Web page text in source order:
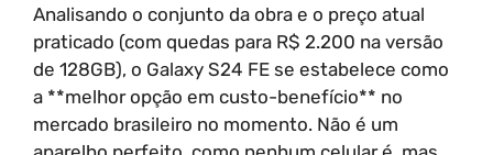
Analisando o conjunto da obra e o preço atual
praticado (com quedas para R$ 2.200 na versão
de 128GB), o Galaxy S24 FE se estabelece como
a **melhor opção em custo-benefício** no
mercado brasileiro no momento. Não é um